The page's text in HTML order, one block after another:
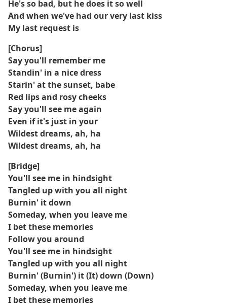
He's so bad, but he does it so well
And when we've had our very last kiss
My last request is
[Chorus]
Say you'll remember me
Standin' in a nice dress
Starin' at the sunset, babe
Red lips and rosy cheeks
Say you'll see me again
Even if it's just in your
Wildest dreams, ah, ha
Wildest dreams, ah, ha
[Bridge]
You'll see me in hindsight
Tangled up with you all night
Burnin' it down
Someday, when you leave me
I bet these memories
Follow you around
You'll see me in hindsight
Tangled up with you all night
Burnin' (Burnin') it (It) down (Down)
Someday, when you leave me
I bet these memories